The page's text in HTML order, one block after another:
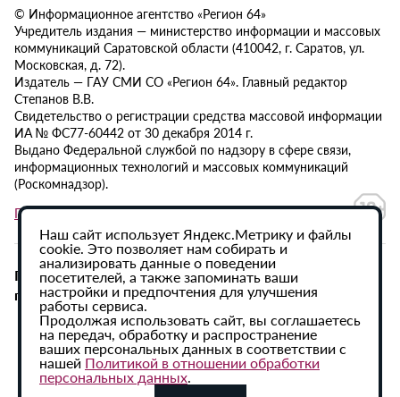
© Информационное агентство «Регион 64»
Учредитель издания — министерство информации и массовых
коммуникаций Саратовской области (410042, г. Саратов, ул.
Московская, д. 72).
Издатель — ГАУ СМИ СО «Регион 64». Главный редактор
Степанов В.В.
Свидетельство о регистрации средства массовой информации
ИА № ФС77-60442 от 30 декабря 2014 г.
Выдано Федеральной службой по надзору в сфере связи,
информационных технологий и массовых коммуникаций
(Роскомнадзор).
Политика в отношении обработки персональных данных
При использовании материалов сайта активная
гиперссылка на ИА «Регион 64» обязательна.
Наш сайт использует Яндекс.Метрику и файлы
cookie. Это позволяет нам собирать и
анализировать данные о поведении
посетителей, а также запоминать ваши
настройки и предпочтения для улучшения
работы сервиса.
Продолжая использовать сайт, вы соглашаетесь
на передач, обработку и распространение
ваших персональных данных в соответствии с
нашей Политикой в отношении обработки
персональных данных.